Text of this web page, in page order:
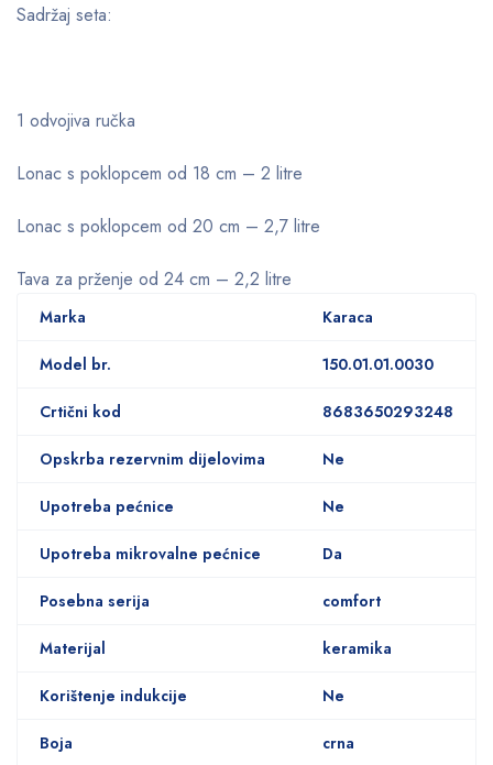
Sadržaj seta:
1 odvojiva ručka
Lonac s poklopcem od 18 cm – 2 litre
Lonac s poklopcem od 20 cm – 2,7 litre
Tava za prženje od 24 cm – 2,2 litre
Marka Karaca
Model br. 150.01.01.0030
Crtični kod 8683650293248
Opskrba rezervnim dijelovima Ne
Upotreba pećnice Ne
Upotreba mikrovalne pećnice Da
Posebna serija comfort
Materijal keramika
Korištenje indukcije Ne
Boja crna